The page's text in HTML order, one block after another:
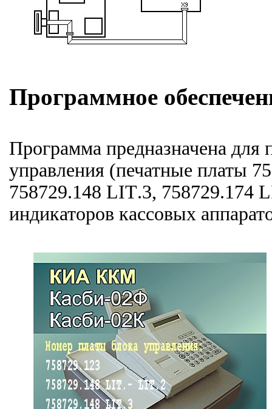
Программное
Программа предназначена для
управления (печатные платы
758729.148 LIT.3, 758729.174
индикаторов кассовых